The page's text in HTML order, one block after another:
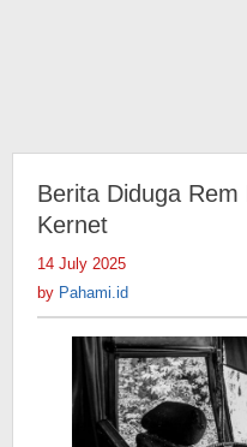
Berita Diduga
Kernet
14 July 2025
by Pahami.id